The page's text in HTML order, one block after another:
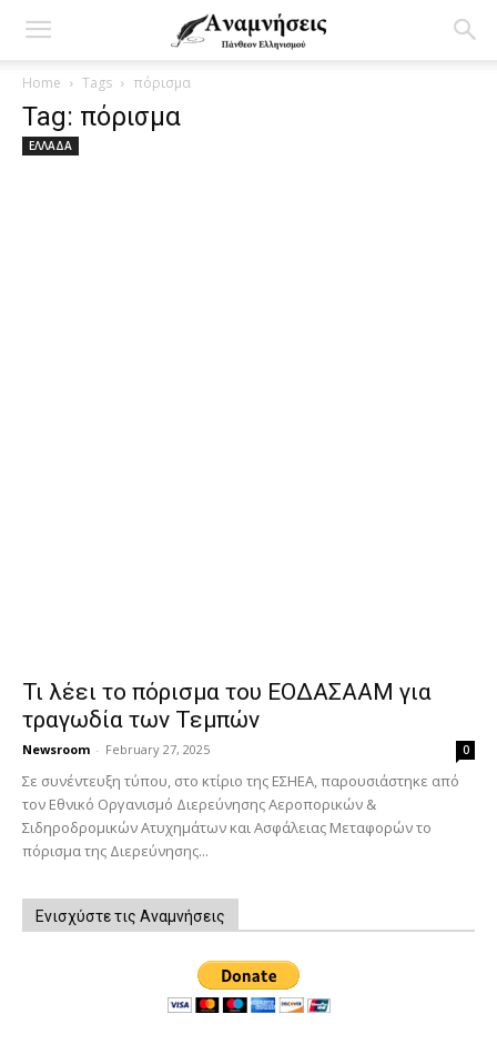
Home Tags πόρισμα
Tag: πόρισμα
ΕΛΛΑΔΑ
Τι λέει το πόρισμα του ΕΟΔΑΣΑΑΜ για
τραγωδία των Τεμπών
Newsroom - February 27, 2025 0
Σε συνέντευξη τύπου, στο κτίριο της ΕΣΗΕΑ, παρουσιάστηκε από
τον Εθνικό Οργανισμό Διερεύνησης Αεροπορικών &
Σιδηροδρομικών Ατυχημάτων και Ασφάλειας Μεταφορών το
πόρισμα της Διερεύνησης...
Ενισχύστε τις Αναμνήσεις